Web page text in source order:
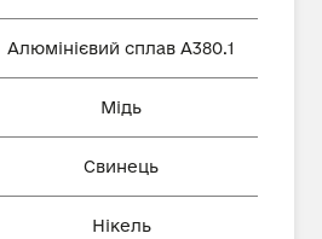
Алюмінієвий сплав А380.1
Мідь
Свинець
Нікель